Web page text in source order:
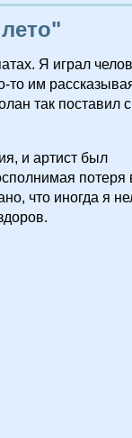
Я играл
то им
так поставил
и артист был
потеря
что иногда я